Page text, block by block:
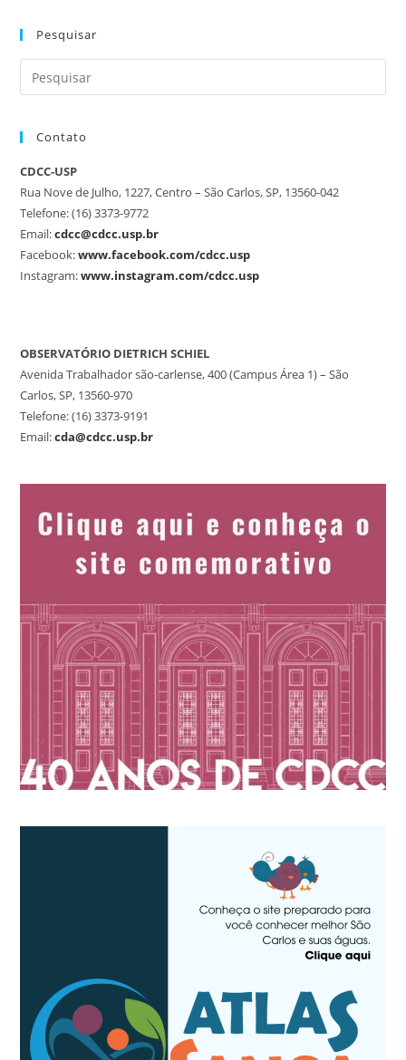
Pesquisar
Contato
CDCC-USP
Rua Nove de Julho, 1227, Centro – São Carlos, SP, 13560-042
Telefone: (16) 3373-9772
Email:cdcc@cdcc.usp.br
Facebook:www.facebook.com/cdcc.usp
Instagram:www.instagram.com/cdcc.usp
OBSERVATÓRIO DIETRICH SCHIEL
Avenida Trabalhador são-carlense, 400 (Campus Área 1) – São
Carlos, SP, 13560-970
Telefone: (16) 3373-9191
Email:cda@cdcc.usp.br